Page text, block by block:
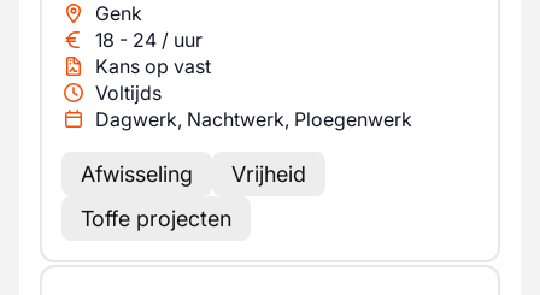
Genk
18 - 24 / uur
Kans op vast
Voltijds
Dagwerk, Nachtwerk, Ploegenwerk
Afwisseling
Vrijheid
Toffe projecten